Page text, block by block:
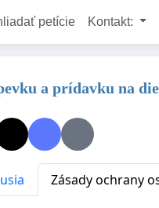
petície Kontakt:
a prídavku na
Zásady ochrany